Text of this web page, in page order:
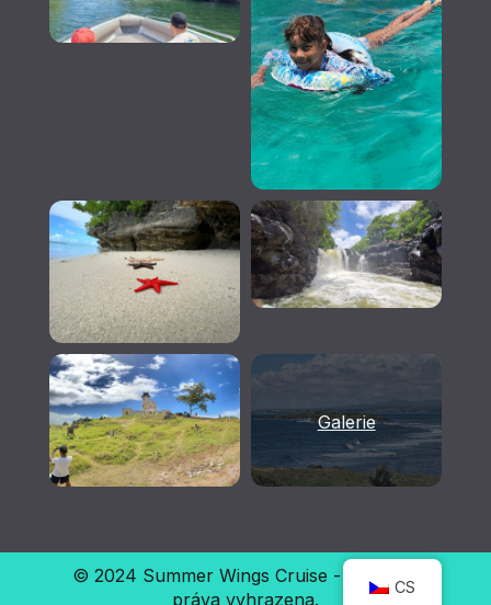
Galerie
© 2024 Summer Wings Cruise - Všechna
práva vyhrazena.
CS